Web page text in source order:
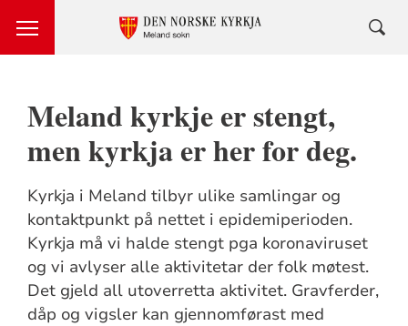
Meland kyrkje er stengt,
men kyrkja er her for deg.
Kyrkja i Meland tilbyr ulike samlingar og
kontaktpunkt på nettet i epidemiperioden.
Kyrkja må vi halde stengt pga koronaviruset
og vi avlyser alle aktivitetar der folk møtest.
Det gjeld all utoverretta aktivitet. Gravferder,
dåp og vigsler kan gjennomførast med